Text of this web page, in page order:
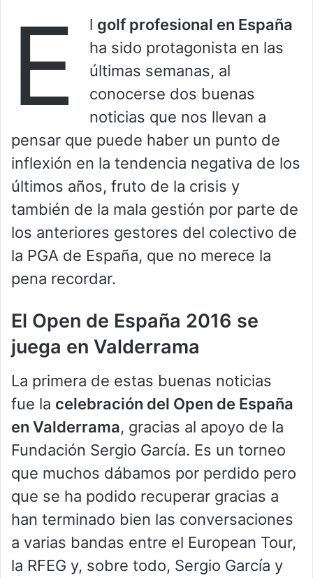
E l golf profesional en España
ha sido protagonista en las
últimas semanas, al
conocerse dos buenas
noticias que nos llevan a
pensar que puede haber un punto de
inflexión en la tendencia negativa de los
últimos años, fruto de la crisis y
también de la mala gestión por parte de
los anteriores gestores del colectivo de
la PGA de España, que no merece la
pena recordar.
El Open de España 2016 se
juega en Valderrama
La primera de estas buenas noticias
fue la celebración del Open de España
en Valderrama, gracias al apoyo de la
Fundación Sergio García. Es un torneo
que muchos dábamos por perdido pero
que se ha podido recuperar gracias a
han terminado bien las conversaciones
a varias bandas entre el European Tour,
la RFEG y, sobre todo, Sergio García y